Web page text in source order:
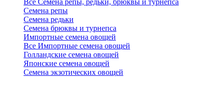
Все Семена репы, редьки, брюквы и турнепса
Семена репы
Семена редьки
Семена брюквы и турнепса
Импортные семена овощей
Все Импортные семена овощей
Голландские семена овощей
Японские семена овощей
Семена экзотических овощей